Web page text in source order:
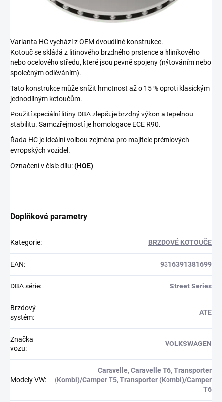
Varianta HC vychází z OEM dvoudílné konstrukce.
Kotouč se skládá z litinového brzdného prstence a hliníkového
nebo ocelového středu, které jsou pevně spojeny (nýtováním nebo
společným odléváním).
Tato konstrukce může snížit hmotnost až o 15 % oproti klasickým
jednodílným kotoučům.
Použití speciální litiny DBA zlepšuje brzdný výkon a tepelnou
stabilitu. Samozřejmostí je homologace ECE R90.
Řada HC je ideální volbou zejména pro majitele prémiových
evropských vozidel.
Označení v čísle dílu:(HOE)
Doplňkové parametry
Kategorie: BRZDOVÉ KOTOUČE
EAN: 9316391381699
DBA série: Street Series
Brzdový
systém:
ATE
Značka
vozu:
VOLKSWAGEN
Modely VW:
Caravelle, Caravelle T6, Transporter
(Kombi)/Camper T5, Transporter (Kombi)/Camper
T6